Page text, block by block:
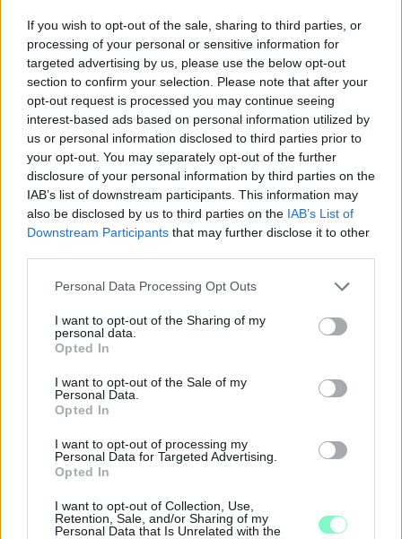
If you wish to opt-out of the sale, sharing to third parties, or
processing of your personal or sensitive information for
targeted advertising by us, please use the below opt-out
section to confirm your selection. Please note that after your
opt-out request is processed you may continue seeing
interest-based ads based on personal information utilized by
us or personal information disclosed to third parties prior to
your opt-out. You may separately opt-out of the further
disclosure of your personal information by third parties on the
IAB’s list of downstream participants. This information may
also be disclosed by us to third parties on the IAB’s List of
Downstream Participants that may further disclose it to other
Please note that this website/app uses one or more Google
not limited to your visit or usage behaviour. You may click to
grant or deny consent to Google and its third-party tags to
use your data for below specified purposes in below Google
consent section.
Personal Data Processing Opt Outs
I want to opt-out of the Sharing of my
personal data.
Opted In
I want to opt-out of the Sale of my
Personal Data.
Opted In
I want to opt-out of processing my
Personal Data for Targeted Advertising.
Opted In
I want to opt-out of Collection, Use,
Retention, Sale, and/or Sharing of my
Personal Data that Is Unrelated with the
MEGRÁZÓ VIDEÓ BÁBOLNÁRÓL: HAJLÉKTALAN
FÉRFIT BÁNTALMAZTAK ÉS ALÁZTAK MEG - HELYI
INFORMÁCIÓINK SZERINT A RENDŐRSÉG MÁR
INTÉZKEDIK AZ ÜGYBEN
A felvételen egy padon alvó férfit ütnek meg, majd arra
kényszerítik, hogy térdre ereszkedve megcsókolja egyikük
bakancsát.
1 hozzászólás